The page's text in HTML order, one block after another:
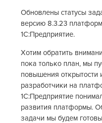
Обновлены статусы
версию 8.3.23
1С:Предприятие.
Хотим обратить
пока только план, мы
повышения открытости
разработчики на
1С:Предприятие
развития платформы.
задачи мы будем